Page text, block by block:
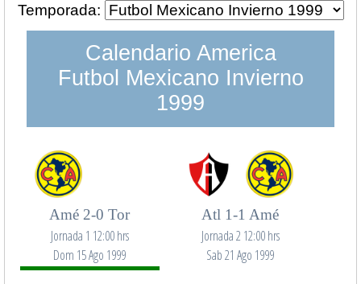
Temporada:
Calendario America
Futbol Mexicano Invierno
1999
Amé 2-0 Tor
Jornada 1 12:00 hrs
Dom 15 Ago 1999
Atl 1-1 Amé
Jornada 2 12:00 hrs
Sab 21 Ago 1999